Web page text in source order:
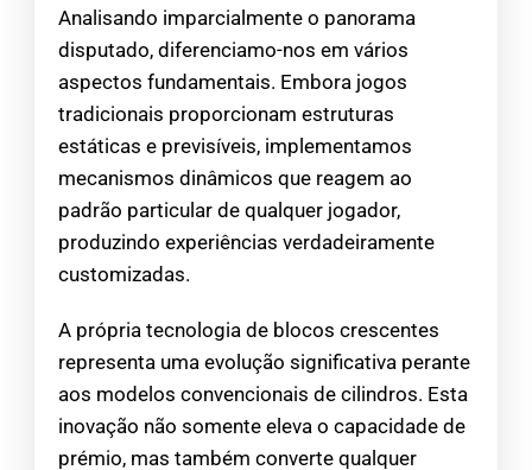
Analisando imparcialmente o panorama
disputado, diferenciamo-nos em vários
aspectos fundamentais. Embora jogos
tradicionais proporcionam estruturas
estáticas e previsíveis, implementamos
mecanismos dinâmicos que reagem ao
padrão particular de qualquer jogador,
produzindo experiências verdadeiramente
customizadas.
A própria tecnologia de blocos crescentes
representa uma evolução significativa perante
aos modelos convencionais de cilindros. Esta
inovação não somente eleva o capacidade de
prémio, mas também converte qualquer